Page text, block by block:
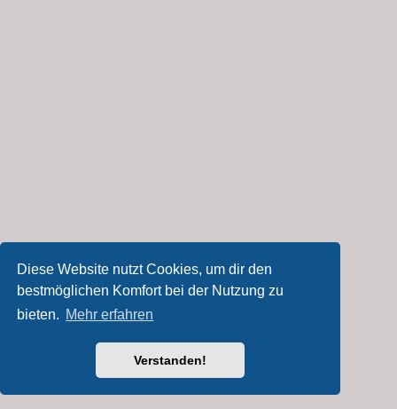
Diese Website nutzt Cookies, um dir den
bestmöglichen Komfort bei der Nutzung zu
bieten. Mehr erfahren
Verstanden!